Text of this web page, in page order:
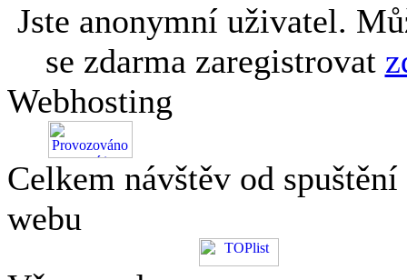
Jste anonymní uživatel.
se zdarma zaregistrovat
Webhosting
Celkem návštěv od spuštění
webu